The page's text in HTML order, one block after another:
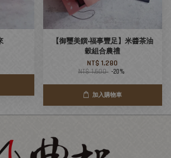
【御璽美饌‧福事豐足】米醬茶油
穀組合農禮
NT$ 1,280
NT$ 1,600 -20%
加入購物車